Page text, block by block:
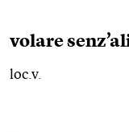
volare
loc.v.